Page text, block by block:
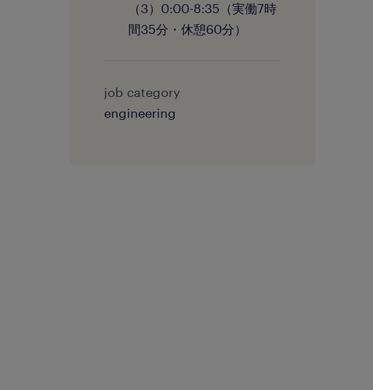
（3）0:00-8:35（実働7時
間35分・休憩60分）
job category
engineering